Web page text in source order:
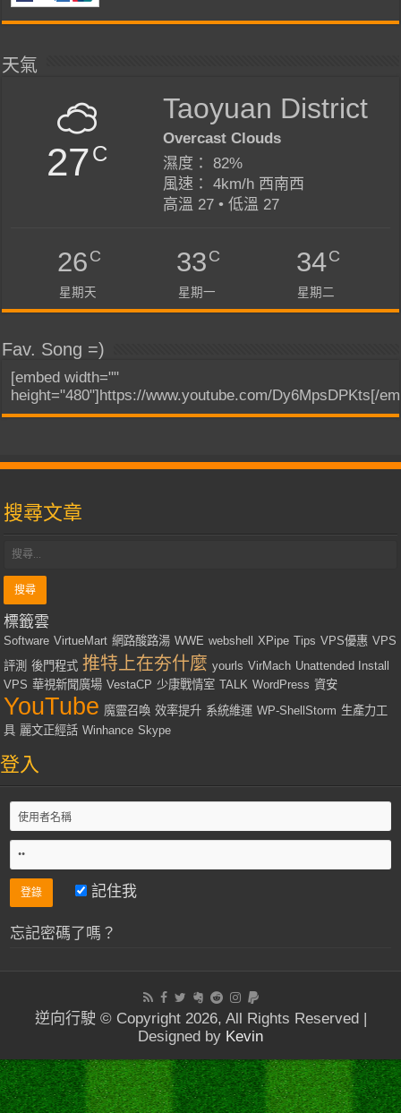
天氣
27C
Taoyuan District
Overcast Clouds
濕度： 82%
風速： 4km/h 西南西
高溫 27 • 低溫 27
26C
星期天
33C
星期一
34C
星期二
Fav. Song =)
[embed width=""
height="480"]https://www.youtube.com/Dy6MpsDPKts[/
搜尋文章
標籤雲
Software VirtueMart 網路酸路湯 WWE webshell XPipe Tips VPS優惠 VPS
評測 後門程式 推特上在夯什麼 yourls VirMach Unattended Install
VPS 華視新聞廣場 VestaCP 少康戰情室 TALK WordPress 資安
YouTube 魔靈召喚 效率提升 系統維運 WP-ShellStorm 生產力工
具 麗文正經話 Winhance Skype
登入
記住我
忘記密碼了嗎？
逆向行駛 © Copyright 2026, All Rights Reserved |
Designed by Kevin